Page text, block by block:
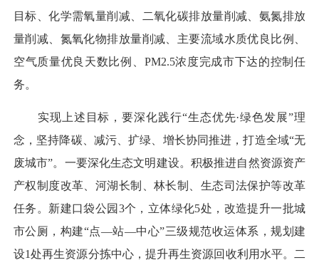
目标、化学需氧量削减、二氧化碳排放量削减、氨氮排放
量削减、氮氧化物排放量削减、主要流域水质优良比例、
空气质量优良天数比例、PM2.5浓度完成市下达的控制任
务。
实现上述目标，要深化践行“生态优先·绿色发展”理
念，坚持降碳、减污、扩绿、增长协同推进，打造全域“无
废城市”。一要深化生态文明建设。积极推进自然资源资产
产权制度改革、河湖长制、林长制、生态司法保护等改革
任务。新建口袋公园3个，立体绿化5处，改造提升一批城
市公厕，构建“点—站—中心”三级规范收运体系，规划建
设1处再生资源分拣中心，提升再生资源回收利用水平。二